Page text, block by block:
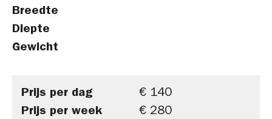
Breedte
Diepte
Gewicht
Prijs per dag
€ 140
Prijs per week
€ 280